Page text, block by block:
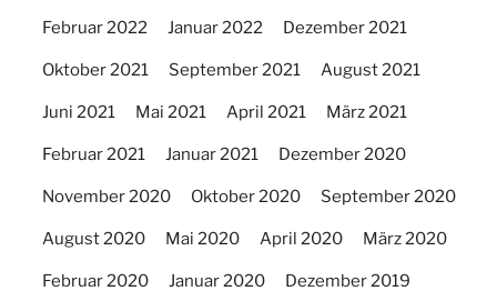
Februar 2022 Januar 2022 Dezember 2021
Oktober 2021 September 2021 August 2021
Juni 2021 Mai 2021 April 2021 März 2021
Februar 2021 Januar 2021 Dezember 2020
November 2020 Oktober 2020 September 2020
August 2020 Mai 2020 April 2020 März 2020
Februar 2020 Januar 2020 Dezember 2019